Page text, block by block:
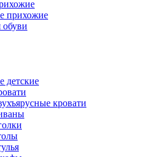
прихожие
детские
кровати